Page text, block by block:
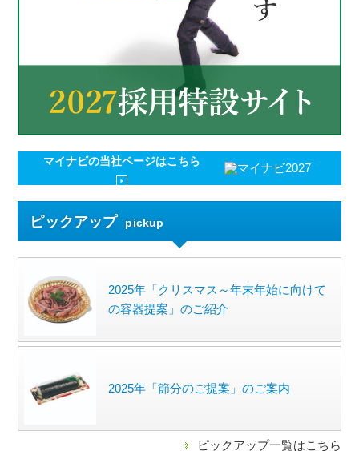
マイナビの当社ページはこちら
ピックアップ pickup
2025年「クリスマス～年末年始に向けて
の容器提案」のご紹介
2025年「節分のご提案」のご案内
ピックアップ一覧はこちら